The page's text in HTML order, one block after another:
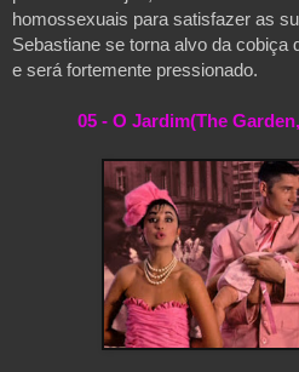
homossexuais para satisfazer as
Sebastiane se torna alvo da cobiça
e será fortemente pressionado.
05 - O Jardim(The